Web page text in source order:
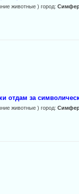
животные ) город:
отдам за
животные ) город: